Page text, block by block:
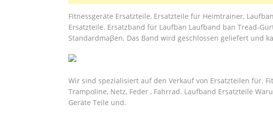
Fitnessgeräte Ersatzteile, Ersatzteile für Heimtrainer,
Ersatzteile. Ersatzband für Laufban Laufband ban Tread-
Standardmaβen. Das Band wird geschlossen geliefert und
Wir sind spezialisiert auf den Verkauf von Ersatzteilen für.
Trampoline, Netz, Feder , Fahrrad. Laufband Ersatzteile
Geräte Teile und.